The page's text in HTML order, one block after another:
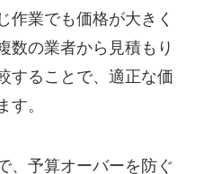
作業でも価格が大きく
数の業者から見積もり
することで、適正な価
す。
、予算オーバーを防ぐ